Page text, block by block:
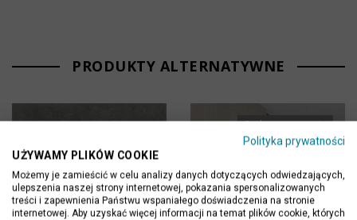
PRODUKTY ALTERNATYWNE
Brak w magazynie
Polityka prywatności
UŻYWAMY PLIKÓW COOKIE
Możemy je zamieścić w celu analizy danych dotyczących odwiedzających,
ulepszenia naszej strony internetowej, pokazania spersonalizowanych
treści i zapewnienia Państwu wspaniałego doświadczenia na stronie
internetowej. Aby uzyskać więcej informacji na temat plików cookie, których